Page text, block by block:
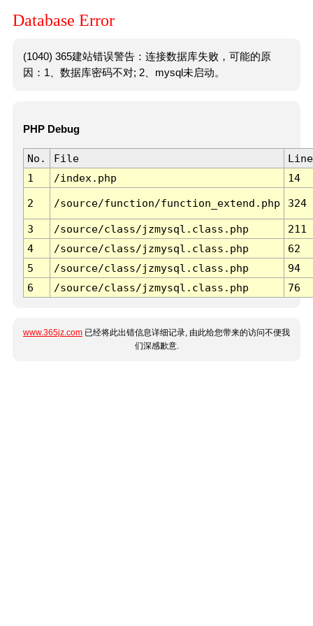
Database Error
(1040) 365建站错误警告：连接数据库失败，可能的原
因：1、数据库密码不对; 2、mysql未启动。
PHP Debug
No. File
Line
1
/index.php 14
2 /source/function/function_extend.php 324
3 /source/class/jzmysql.class.php
211
4
/source/class/jzmysql.class.php
62
5
/source/class/jzmysql.class.php
94
6
/source/class/jzmysql.class.php 76
www.365jz.com 已经将此出错信息详细记录, 由此给您带来的访问不便我
们深感歉意.